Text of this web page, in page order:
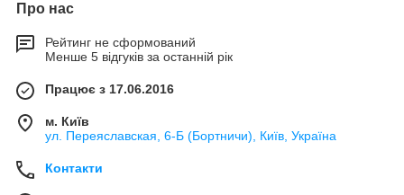
Про нас
Рейтинг не сформований
Менше 5 відгуків за останній рік
Працює з 17.06.2016
м. Київ
ул. Переяславская, 6-Б (Бортничи), Київ, Україна
Контакти